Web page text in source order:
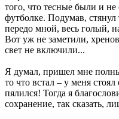
того, что тесные были и не
футболке. Подумав,
передо мной, весь голый,
Вот уж не заметили,
свет не включили...
Я думал, пришел мне
то что встал – у меня
пялился! Тогда я
сохранение, так сказать,